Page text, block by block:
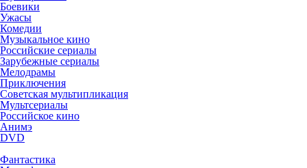
Боевики
Ужасы
Комедии
Музыкальное кино
Российские сериалы
Зарубежные сериалы
Мелодрамы
Приключения
Советская мультипликация
Мультсериалы
Российское кино
Анимэ
DVD
Фантастика